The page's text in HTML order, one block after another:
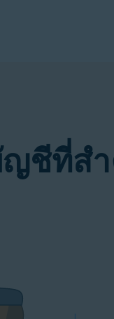
ญชีที่ส